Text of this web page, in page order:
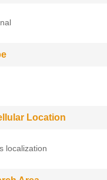
Location
localization